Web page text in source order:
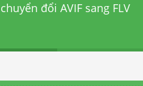
đổi AVIF sang FLV